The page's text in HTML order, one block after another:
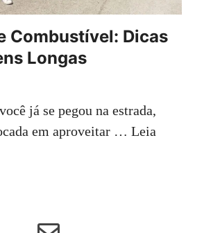
Combustível: Dicas
Longas
já se pegou na estrada,
em aproveitar … Leia